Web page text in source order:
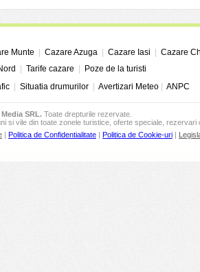
Munte Cazare Azuga Cazare Iasi
Cazare
Tarife cazare
Poze de la turisti
Situatia drumurilor Avertizari Meteo ANPC
SRL. Toate drepturile rezervate.
si vile din toate zonele turistice, oferte speciale, rezervari
| Politica de Confidentialitate | Politica de Cookie-uri |